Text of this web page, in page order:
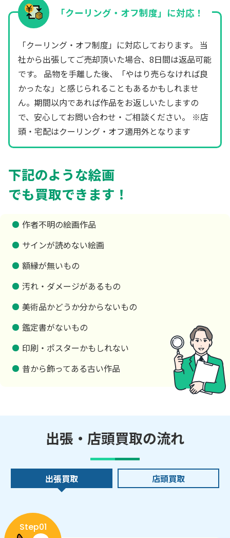
「クーリング・オフ制度」に対応！
「クーリング・オフ制度」に対応しております。 当
社から出張してご売却頂いた場合、8日間は返品可能
です。 品物を手離した後、「やはり売らなければ良
かったな」と感じられることもあるかもしれませ
ん。期間以内であれば作品をお返しいたしますの
で、安心してお問い合わせ・ご相談ください。 ※店
頭・宅配はクーリング・オフ適用外となります
下記のような絵画
でも買取できます！
作者不明の絵画作品
サインが読めない絵画
額縁が無いもの
汚れ・ダメージがあるもの
美術品かどうか分からないもの
鑑定書がないもの
印刷・ポスターかもしれない
昔から飾ってある古い作品
出張・店頭買取の流れ
出張買取 店頭買取
Step01